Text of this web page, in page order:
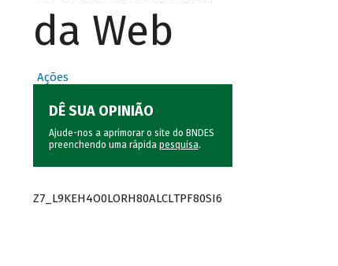
da Web
Ações
DÊ SUA OPINIÃO
Ajude-nos a aprimorar o site do BNDES
preenchendo uma rápida pesquisa.
Z7_L9KEH4O0LORH80ALCLTPF80SI6